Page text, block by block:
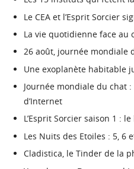
Le CEA et l’Esprit Sorcier
La vie quotidienne face au
26 août, journée mondiale
Une exoplanète habitable
Journée mondiale du chat
d’Internet
L’Esprit Sorcier saison 1 :
Les Nuits des Etoiles : 5, 6
Cladistica, le Tinder de la